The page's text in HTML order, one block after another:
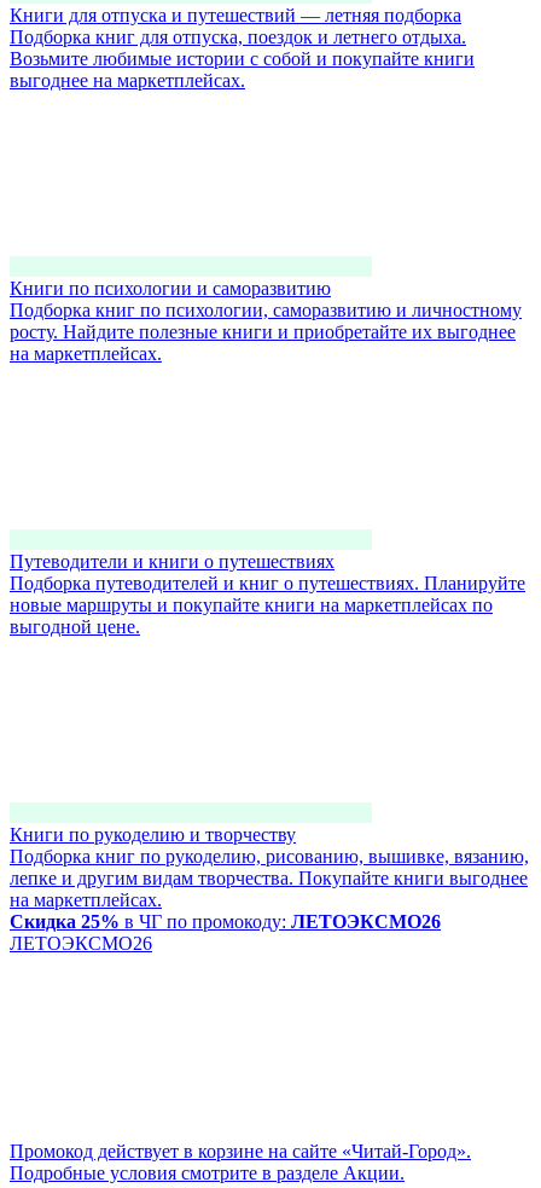
Книги для отпуска и путешествий — летняя подборка
Подборка книг для отпуска, поездок и летнего отдыха.
Возьмите любимые истории с собой и покупайте книги
выгоднее на маркетплейсах.
Книги по психологии и саморазвитию
Подборка книг по психологии, саморазвитию и личностному
росту. Найдите полезные книги и приобретайте их выгоднее
на маркетплейсах.
Путеводители и книги о путешествиях
Подборка путеводителей и книг о путешествиях. Планируйте
новые маршруты и покупайте книги на маркетплейсах по
выгодной цене.
Книги по рукоделию и творчеству
Подборка книг по рукоделию, рисованию, вышивке, вязанию,
лепке и другим видам творчества. Покупайте книги выгоднее
на маркетплейсах.
Скидка 25% в ЧГ по промокоду: ЛЕТОЭКСМО26
ЛЕТОЭКСМО26
Промокод действует в корзине на сайте «Читай-Город».
Подробные условия смотрите в разделе Акции.